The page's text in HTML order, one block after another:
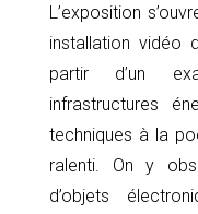
L’exposition
installation vidéo
partir d’un
infrastructures
techniques à la
ralenti. On y
d’objets